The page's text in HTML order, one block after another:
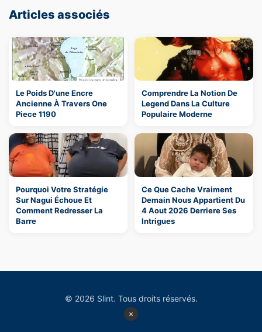
Articles associés
Le Poids D'une Encre
Ancienne À Travers One
Piece 1190
Comprendre La Notion De
Legend Dans La Culture
Populaire Moderne
Pourquoi Votre Stratégie
Sur Nagui Échoue Et
Comment Redresser La
Barre
Ce Que Cache Vraiment
Demain Nous Appartient Du
4 Aout 2026 Derriere Ses
Intrigues
×
© 2026 Slint. Tous droits réservés.